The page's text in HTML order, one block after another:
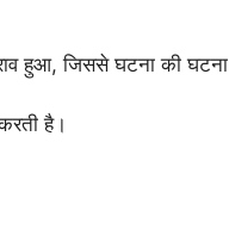
हुआ, जिससे घटना की घटना
है।